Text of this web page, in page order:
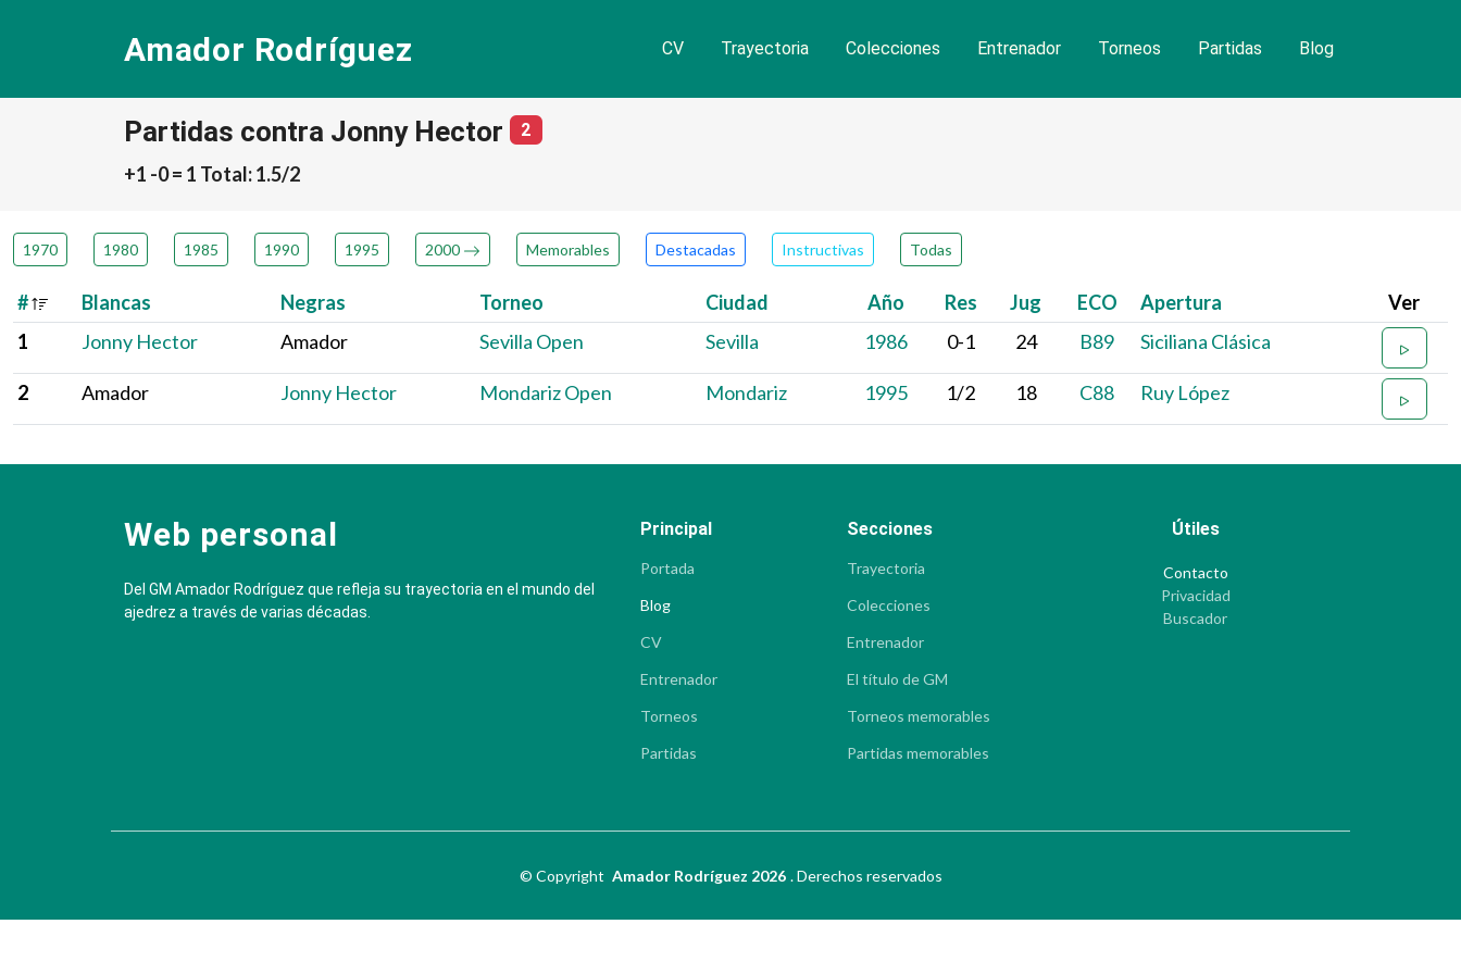
Amador Rodríguez CV Trayectoria Colecciones Entrenador Torneos Partidas Blog
Partidas contra Jonny Hector 2número de partidas
+1 -0 = 1 Total: 1.5/2
1970 1980 1985 1990 1995 2000 Memorables Destacadas Instructivas Todas
# Blancas Negras Torneo Ciudad Año Res Jug ECO Apertura
Ver
1
Jonny Hector Amador Sevilla Open Sevilla 1986 0-1 24 B89 Siciliana Clásica
2 Amador Jonny Hector Mondariz Open Mondariz 1995 1/2 18 C88 Ruy López
Web personal
Del GM Amador Rodríguez que refleja su trayectoria en el mundo del
ajedrez a través de varias décadas.
Principal
Portada
Blog
CV
Entrenador
Torneos
Partidas
Secciones
Trayectoria
Colecciones
Entrenador
El título de GM
Torneos memorables
Partidas memorables
Útiles
Contacto
Privacidad
Buscador
© Copyright Amador Rodríguez 2026 .Derechos reservados